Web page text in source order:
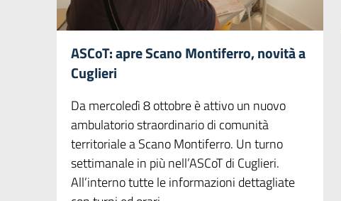
ASCoT: apre Scano Montiferro, novità a
Cuglieri
Da mercoledì 8 ottobre è attivo un nuovo
ambulatorio straordinario di comunità
territoriale a Scano Montiferro. Un turno
settimanale in più nell’ASCoT di Cuglieri.
All’interno tutte le informazioni dettagliate